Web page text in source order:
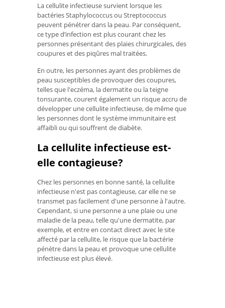
La cellulite infectieuse survient lorsque les
bactéries Staphylococcus ou Streptococcus
peuvent pénétrer dans la peau. Par conséquent,
ce type d’infection est plus courant chez les
personnes présentant des plaies chirurgicales, des
coupures et des piqûres mal traitées.
En outre, les personnes ayant des problèmes de
peau susceptibles de provoquer des coupures,
telles que l'eczéma, la dermatite ou la teigne
tonsurante, courent également un risque accru de
développer une cellulite infectieuse, de même que
les personnes dont le système immunitaire est
affaibli ou qui souffrent de diabète.
La cellulite infectieuse est-
elle contagieuse?
Chez les personnes en bonne santé, la cellulite
infectieuse n'est pas contagieuse, car elle ne se
transmet pas facilement d'une personne à l'autre.
Cependant, si une personne a une plaie ou une
maladie de la peau, telle qu'une dermatite, par
exemple, et entre en contact direct avec le site
affecté par la cellulite, le risque que la bactérie
pénètre dans la peau et provoque une cellulite
infectieuse est plus élevé.